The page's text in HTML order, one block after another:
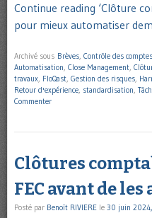
Continue reading ‘Clôture
pour mieux automatiser
Archivé sous Brèves, Contrôle des comptes
Automatisation, Close Management,
travaux, FloQast, Gestion des risques,
Retour d'expérience, standardisation,
Commenter
Clôtures
FEC avant de
Posté par Benoît RIVIERE le 30 juin